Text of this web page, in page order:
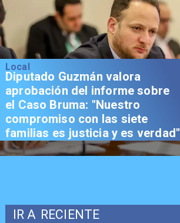
Local
Diputado Guzmán valora
aprobación del informe sobre
el Caso Bruma: "Nuestro
compromiso con las siete
familias es justicia y es verdad"
IR A RECIENTE